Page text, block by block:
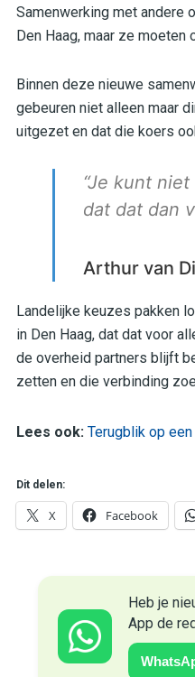
Samenwerking met andere
Den Haag, maar ze
Binnen deze nieuwe
gebeuren niet alleen maar
uitgezet en dat die koers
“Je kunt
dat dat dan
Arthur van
Landelijke keuzes pakken
in Den Haag, dat dat voor
de overheid partners blijft
zetten en die verbinding
Lees ook: Terugblik op
Dit delen:
X Facebook
Heb je
App de